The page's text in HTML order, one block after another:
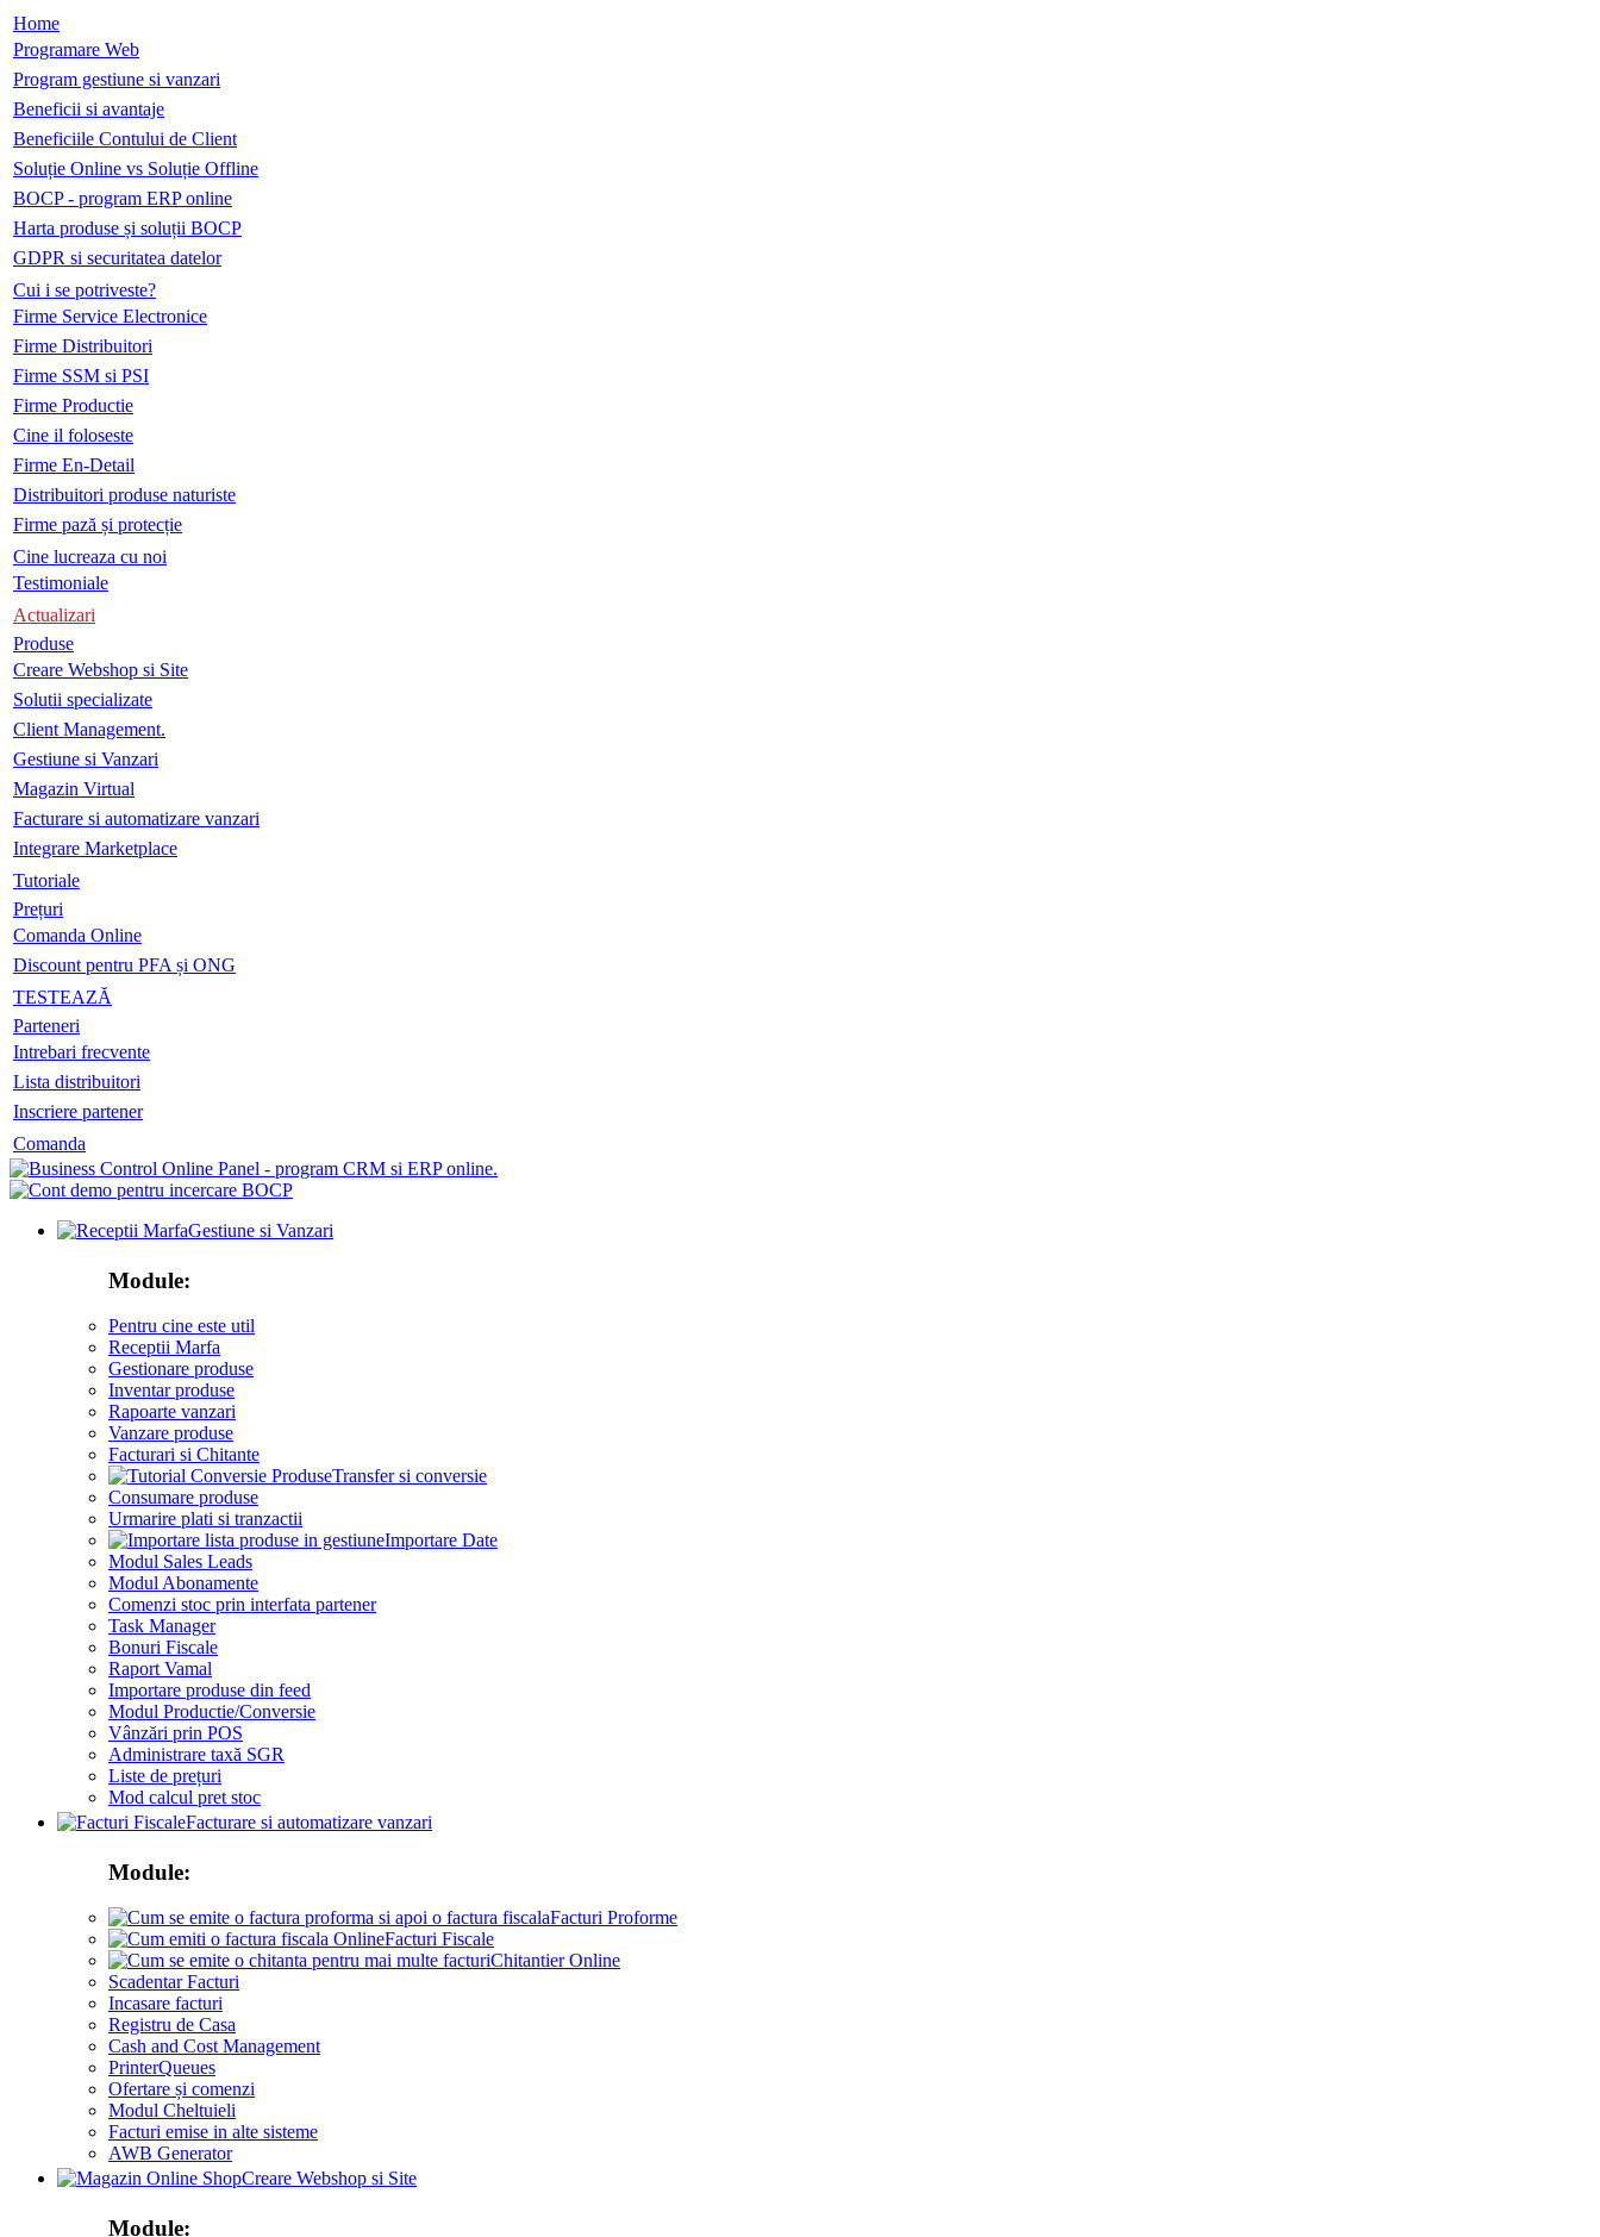
Home
Programare Web
Program gestiune si vanzari
Beneficii si avantaje
Beneficiile Contului de Client
Soluție Online vs Soluție Offline
BOCP - program ERP online
Harta produse și soluții BOCP
GDPR si securitatea datelor
Cui i se potriveste?
Firme Service Electronice
Firme Distribuitori
Firme SSM si PSI
Firme Productie
Cine il foloseste
Firme En-Detail
Distribuitori produse naturiste
Firme pază și protecție
Cine lucreaza cu noi
Testimoniale
Actualizari
Produse
Creare Webshop si Site
Solutii specializate
Client Management.
Gestiune si Vanzari
Magazin Virtual
Facturare si automatizare vanzari
Integrare Marketplace
Tutoriale
Prețuri
Comanda Online
Discount pentru PFA și ONG
TESTEAZĂ
Parteneri
Intrebari frecvente
Lista distribuitori
Inscriere partener
Comanda
Gestiune si Vanzari
Module:
Pentru cine este util
Receptii Marfa
Gestionare produse
Inventar produse
Rapoarte vanzari
Vanzare produse
Facturari si Chitante
Transfer si conversie
Consumare produse
Urmarire plati si tranzactii
Importare Date
Modul Sales Leads
Modul Abonamente
Comenzi stoc prin interfata partener
Task Manager
Bonuri Fiscale
Raport Vamal
Importare produse din feed
Modul Productie/Conversie
Vânzări prin POS
Administrare taxă SGR
Liste de prețuri
Mod calcul pret stoc
Facturare si automatizare vanzari
Module:
Facturi Proforme
Facturi Fiscale
Chitantier Online
Scadentar Facturi
Incasare facturi
Registru de Casa
Cash and Cost Management
PrinterQueues
Ofertare și comenzi
Modul Cheltuieli
Facturi emise in alte sisteme
AWB Generator
Creare Webshop si Site
Module: